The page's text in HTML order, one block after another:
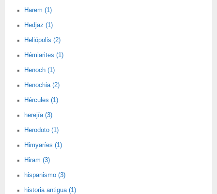
Harem (1)
Hedjaz (1)
Heliópolis (2)
Hémiarites (1)
Henoch (1)
Henochia (2)
Hércules (1)
herejía (3)
Herodoto (1)
Himyaríes (1)
Hiram (3)
hispanismo (3)
historia antigua (1)